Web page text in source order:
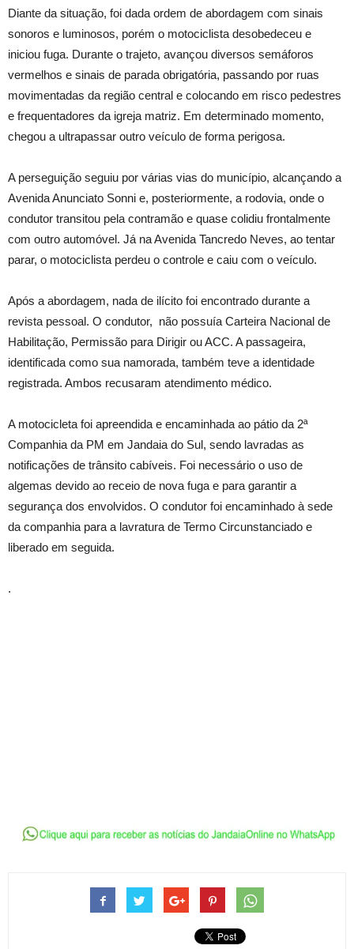
Diante da situação, foi dada ordem de abordagem com sinais
sonoros e luminosos, porém o motociclista desobedeceu e
iniciou fuga. Durante o trajeto, avançou diversos semáforos
vermelhos e sinais de parada obrigatória, passando por ruas
movimentadas da região central e colocando em risco pedestres
e frequentadores da igreja matriz. Em determinado momento,
chegou a ultrapassar outro veículo de forma perigosa.
A perseguição seguiu por várias vias do município, alcançando a
Avenida Anunciato Sonni e, posteriormente, a rodovia, onde o
condutor transitou pela contramão e quase colidiu frontalmente
com outro automóvel. Já na Avenida Tancredo Neves, ao tentar
parar, o motociclista perdeu o controle e caiu com o veículo.
Após a abordagem, nada de ilícito foi encontrado durante a
revista pessoal. O condutor, não possuía Carteira Nacional de
Habilitação, Permissão para Dirigir ou ACC. A passageira,
identificada como sua namorada, também teve a identidade
registrada. Ambos recusaram atendimento médico.
A motocicleta foi apreendida e encaminhada ao pátio da 2ª
Companhia da PM em Jandaia do Sul, sendo lavradas as
notificações de trânsito cabíveis. Foi necessário o uso de
algemas devido ao receio de nova fuga e para garantir a
segurança dos envolvidos. O condutor foi encaminhado à sede
da companhia para a lavratura de Termo Circunstanciado e
liberado em seguida.
.